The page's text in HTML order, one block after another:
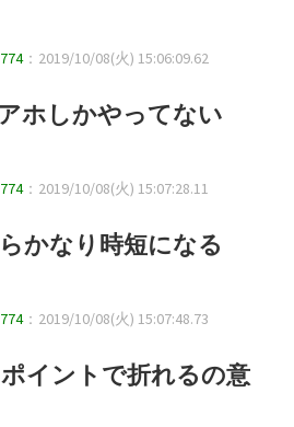
：2019/10/08(火) 15:06:09.62
ホしかやってない
：2019/10/08(火) 15:07:28.11
かなり時短になる
：2019/10/08(火) 15:07:48.73
イントで折れるの意